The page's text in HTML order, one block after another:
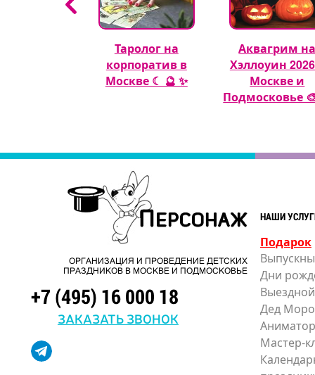
Таролог на
корпоратив в
Москве ☾ 🔮 ✨
Аквагрим
Хэллоуин
Москве и
Подмосковье
ОРГАНИЗАЦИЯ И ПРОВЕДЕНИЕ ДЕТСКИХ
ПРАЗДНИКОВ В МОСКВЕ И ПОДМОСКОВЬЕ
+7 (495) 16 000 18
ЗАКАЗАТЬ ЗВОНОК
НАШИ
Подарок
Дни
Дед
Мастер-